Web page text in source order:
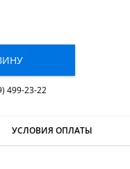
499-23-22
УСЛОВИЯ ОПЛАТЫ